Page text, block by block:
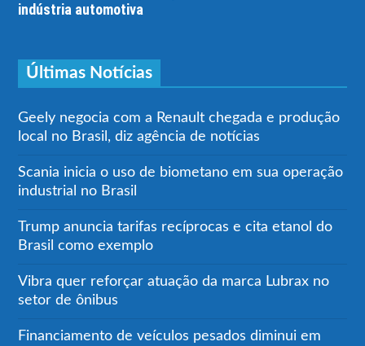
indústria automotiva
Últimas Notícias
Geely negocia com a Renault chegada e produção
local no Brasil, diz agência de notícias
Scania inicia o uso de biometano em sua operação
industrial no Brasil
Trump anuncia tarifas recíprocas e cita etanol do
Brasil como exemplo
Vibra quer reforçar atuação da marca Lubrax no
setor de ônibus
Financiamento de veículos pesados diminui em